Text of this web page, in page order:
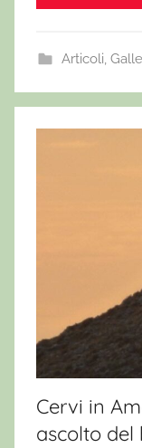
Articoli,
Cervi in
ascolto del